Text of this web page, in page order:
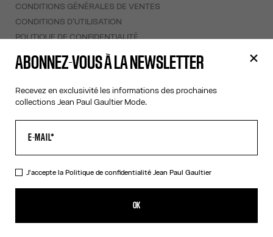
CONDITIONS GÉNÉRALES DE VENTES
CONDITIONS D'UTILISATION
POLITIQUE DE CONFIDENTIALITÉ
FORMULAIRE DE RÉTRACTATION
GESTION DES COOKIES
À PROPOS
COOKIES
ACCESSIBILITÉ
NOS ENGAGEMENTS
Facebook Instagram Youtube Tik Tok
ABONNEZ-VOUS À LA NEWSLETTER
Recevez en exclusivité les informations des prochaines
collections Jean Paul Gaultier Mode.
J'accepte la Politique de confidentialitéJean Paul Gaultier
OK